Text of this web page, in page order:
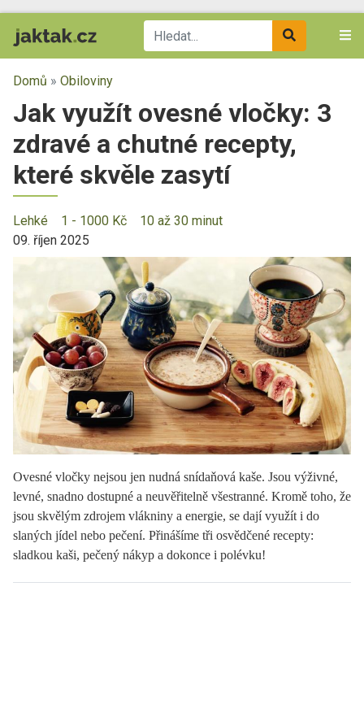
Domů » Obiloviny
Jak využít ovesné vločky: 3
zdravé a chutné recepty,
které skvěle zasytí
Lehké 1 - 1000 Kč
10 až 30 minut
09. říjen 2025
Ovesné vločky nejsou jen nudná snídaňová kaše. Jsou výživné,
levné, snadno dostupné a neuvěřitelně všestranné. Kromě toho, že
jsou skvělým zdrojem vlákniny a energie, se dají využít i do
slaných jídel nebo pečení. Přinášíme tři osvědčené recepty:
sladkou kaši, pečený nákyp a dokonce i polévku!